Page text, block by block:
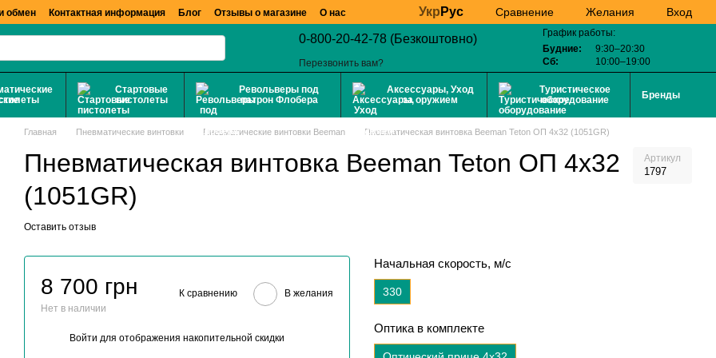
обмен Контактная информация Блог Отзывы о магазине О нас Укр Рус Сравнение Желания Вход
0-800-20-42-78 (Безкоштовно)
Перезвонить вам?
График работы:
Будние:
9:30–20:30
Сб:
10:00–19:00
Стартовые
пистолеты
Револьверы под
патрон Флобера
Аксессуары, Уход
за оружием
Туристическое
оборудование
Бренды
Главная Пневматические винтовки Пневматические винтовки Beeman Пневматическая винтовка Beeman Teton ОП 4x32 (1051GR)
Пневматическая винтовка Beeman Teton ОП 4x32
(1051GR)
Артикул
1797
Оставить отзыв
8 700 грн
Нет в наличии
К сравнению В желания
Войти для отображения накопительной скидки
Начальная скорость, м/с
330
Оптика в комплекте